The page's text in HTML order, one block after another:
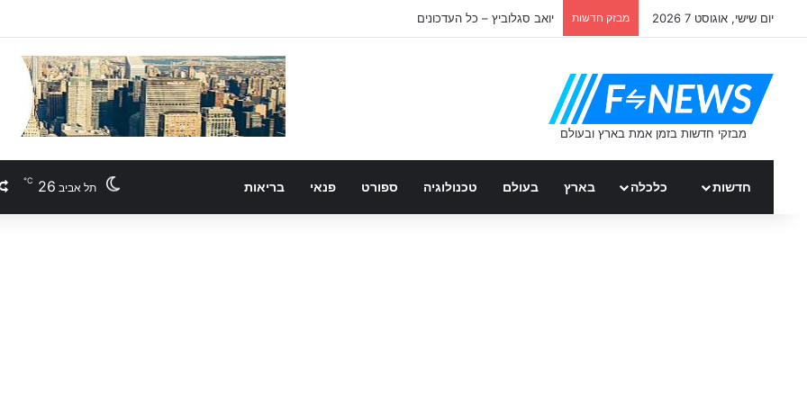
יום שישי, אוגוסט 7 2026 מבזק חדשות יואב סגלוביץ – כל העדכונים
חדשות כלכלה בארץ בעולם טכנולוגיה ספורט פנאי בריאות תל אביב 26
℃